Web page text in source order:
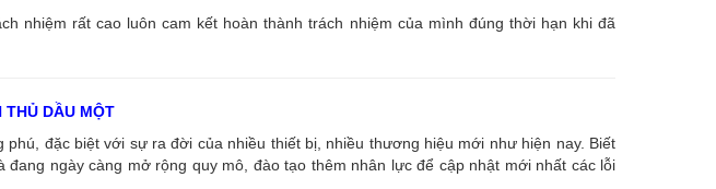
nhiệm rất cao luôn cam kết hoàn thành trách nhiệm của mình đúng thời hạn khi đã
THỦ DẦU MỘT
đặc biệt với sự ra đời của nhiều thiết bị, nhiều thương hiệu mới như hiện nay. Biết
ngày càng mở rộng quy mô, đào tạo thêm nhân lực để cập nhật mới nhất các lỗi